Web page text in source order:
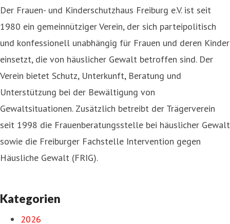
Der Frauen- und Kinderschutzhaus Freiburg e.V. ist seit
1980 ein gemeinnütziger Verein, der sich parteipolitisch
und konfessionell unabhängig für Frauen und deren Kinder
einsetzt, die von häuslicher Gewalt betroffen sind. Der
Verein bietet Schutz, Unterkunft, Beratung und
Unterstützung bei der Bewältigung von
Gewaltsituationen. Zusätzlich betreibt der Trägerverein
seit 1998 die Frauenberatungsstelle bei häuslicher Gewalt
sowie die Freiburger Fachstelle Intervention gegen
Häusliche Gewalt (FRIG).
Kategorien
2026